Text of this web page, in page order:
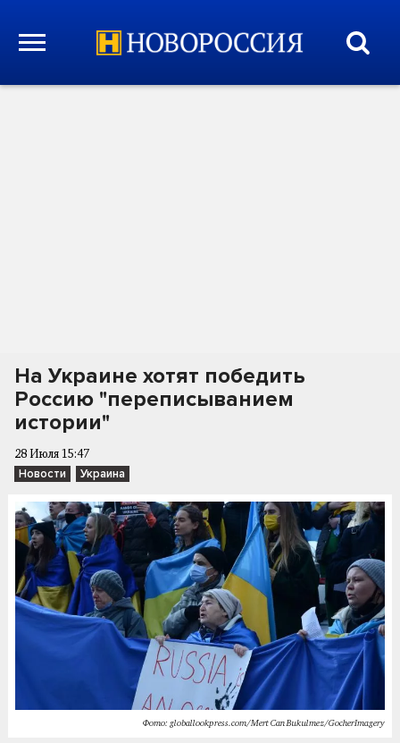
На Украине хотят победить
Россию "переписыванием
истории"
28 Июля 15:47
Новости Украина
Фото: globallookpress.com/Mert Can Bukulmez/GocherImagery